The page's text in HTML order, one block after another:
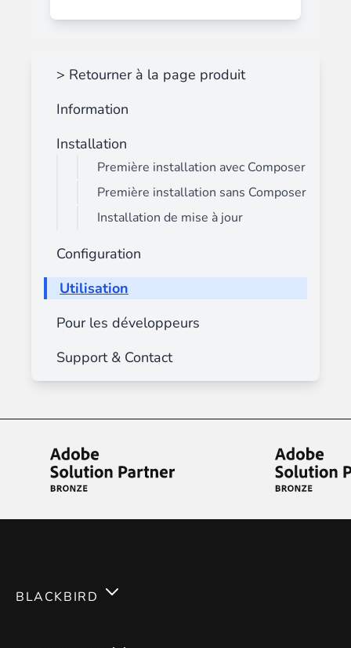
> Retourner à la page produit
Information
Installation
Première installation avec Composer
Première installation sans Composer
Installation de mise à jour
Configuration
Utilisation
Pour les développeurs
Support & Contact
BLACKBIRD